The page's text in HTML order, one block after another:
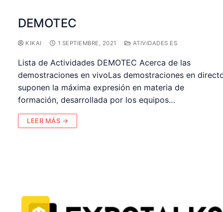
DEMOTEC
KIKAI 1 SEPTIEMBRE, 2021 ATIVIDADES ES
Lista de Actividades DEMOTEC Acerca de las
demostraciones en vivoLas demostraciones en
suponen la máxima expresión en materia de
formación, desarrollada por los equipos…
LEER MÁS →